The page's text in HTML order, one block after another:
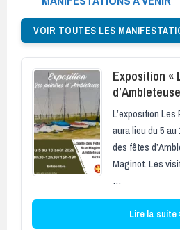
VOIR TOUTES LES
Exposition «
L’exposition
aura lieu du 5
des fêtes
Maginot. Les
…
Lire la suite